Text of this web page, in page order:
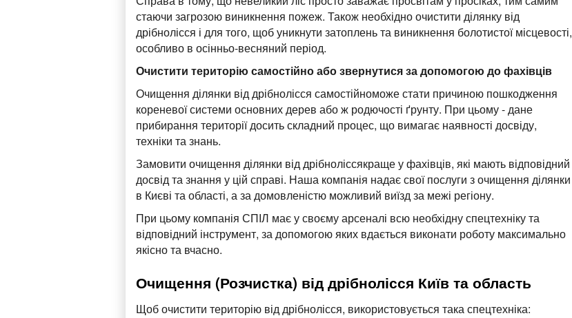
стаючи загрозою виникнення пожеж. Також необхідно очистити ділянку від
дрібнолісся і для того, щоб уникнути затоплень та виникнення болотистої місцевості,
особливо в осінньо-весняний період.
Очистити територію самостійно або звернутися за допомогою до фахівців
Очищення ділянки від дрібнолісся самостійноможе стати причиною пошкодження
кореневої системи основних дерев або ж родючості ґрунту. При цьому - дане
прибирання території досить складний процес, що вимагає наявності досвіду,
техніки та знань.
Замовити очищення ділянки від дрібноліссякраще у фахівців, які мають відповідний
досвід та знання у цій справі. Наша компанія надає свої послуги з очищення ділянки
в Києві та області, а за домовленістю можливий виїзд за межі регіону.
При цьому компанія СПІЛ має у своєму арсеналі всю необхідну спецтехніку та
відповідний інструмент, за допомогою яких вдається виконати роботу максимально
якісно та вчасно.
Очищення (Розчистка) від дрібнолісся Київ та область
Щоб очистити територію від дрібнолісся, використовується така спецтехніка: